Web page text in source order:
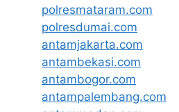
polresmataram.com
polresdumai.com
antamjakarta.com
antambekasi.com
antambogor.com
antampalembang.com